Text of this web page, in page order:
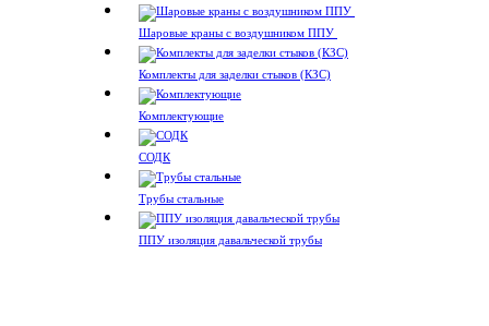
Шаровые краны с воздушником ППУ
Комплекты для заделки стыков (КЗС)
Комплектующие
СОДК
Трубы стальные
ППУ изоляция давальческой трубы